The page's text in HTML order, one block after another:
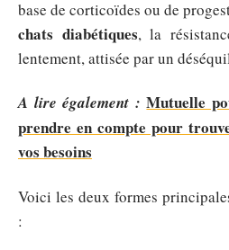
base de corticoïdes ou de
chats diabétiques, la
lentement, attisée par un
A lire également : Mutuelle
prendre en compte pour
vos besoins
Voici les deux formes
: